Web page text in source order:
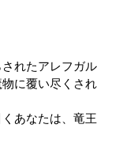
れたアレフガル
に覆い尽くされ
あなたは、竜王